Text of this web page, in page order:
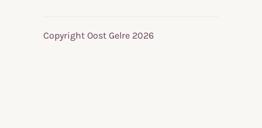
Copyright Oost Gelre 2026